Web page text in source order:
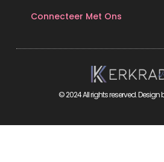
Connecteer Met Ons
© 2024 All rights reserved. Design